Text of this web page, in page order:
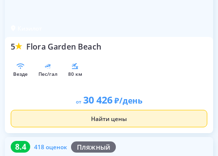
5 Flora Garden Beach
везде пес/гал 80 км
от 30 426 /день
Найти цены
8.4 418 оценок Пляжный
8.4 418 оценок